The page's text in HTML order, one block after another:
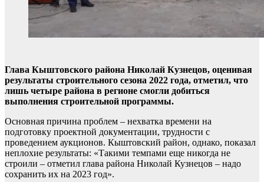
Глава Кыштовского района Николай Кузнецов, оценивая
результаты строительного сезона 2022 года, отметил, что
лишь четыре района в регионе смогли добиться
выполнения строительной программы.
Основная причина проблем – нехватка времени на
подготовку проектной документации, трудности с
проведением аукционов. Кыштовский район, однако, показал
неплохие результаты: «Такими темпами еще никогда не
строили – отметил глава района Николай Кузнецов – надо
сохранить их на 2023 год».